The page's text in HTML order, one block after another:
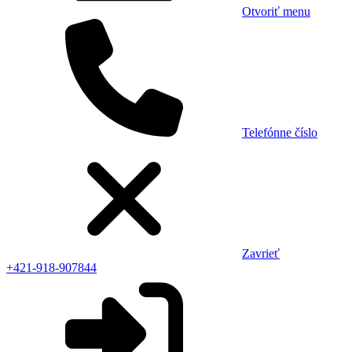
Otvoriť menu
Telefónne číslo
Zavrieť
+421-918-907844